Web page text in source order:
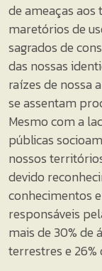
de ameaças
maretórios de
sagrados de
das nossas
raízes de nossa
se assentam
Mesmo com a
públicas
nossos
devido
conhecimentos
responsáveis
mais de 30% de
terrestres e 26%